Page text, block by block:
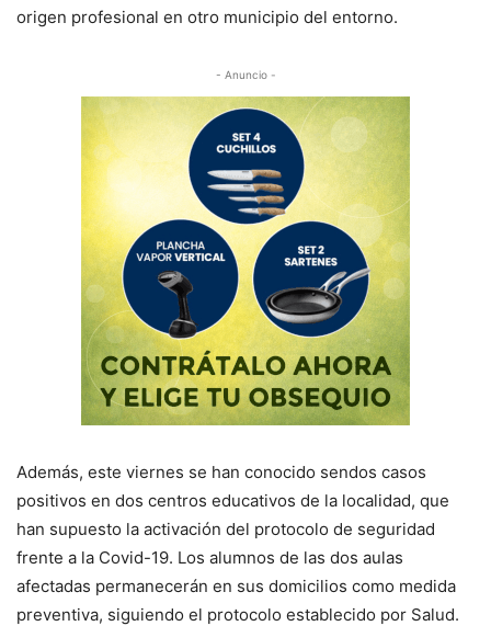
origen profesional en otro municipio del entorno.
- Anuncio -
Además, este viernes se han conocido sendos casos
positivos en dos centros educativos de la localidad, que
han supuesto la activación del protocolo de seguridad
frente a la Covid-19. Los alumnos de las dos aulas
afectadas permanecerán en sus domicilios como medida
preventiva, siguiendo el protocolo establecido por Salud.